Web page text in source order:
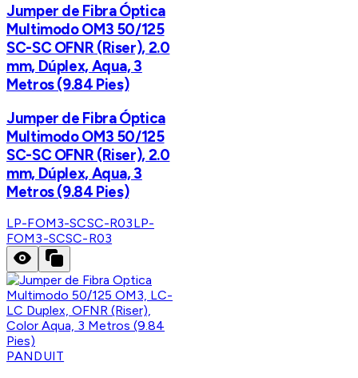
Jumper de Fibra Óptica
Multimodo OM3 50/125
SC-SC OFNR (Riser), 2.0
mm, Dúplex, Aqua, 3
Metros (9.84 Pies)
Jumper de Fibra Óptica
Multimodo OM3 50/125
SC-SC OFNR (Riser), 2.0
mm, Dúplex, Aqua, 3
Metros (9.84 Pies)
LP-FOM3-SCSC-R03LP-
FOM3-SCSC-R03
PANDUIT